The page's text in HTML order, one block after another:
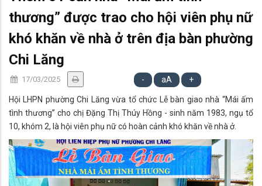
thương” được trao cho hội viên phụ nữ
khó khăn về nhà ở trên địa bàn phường
Chi Lăng
17/03/2025 - aA +
Hội LHPN phường Chi Lăng vừa tổ chức Lễ bàn giao nhà “Mái ấm
tình thương” cho chị Đặng Thị Thúy Hồng - sinh năm 1983, ngụ tổ
10, khóm 2, là hội viên phụ nữ có hoàn cảnh khó khăn về nhà ở.